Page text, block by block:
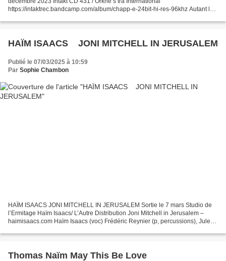
https://intaktrec.bandcamp.com/album/chapp-e-24bit-hi-res-96khz Autant le
HAÏM ISAACS JONI MITCHELL IN JERUSALEM
Publié le 07/03/2025 à 10:59
Par Sophie Chambon
HAÏM ISAACS JONI MITCHELL IN JERUSALEM Sortie le 7 mars Studio de
l’Ermitage Haïm Isaacs/ L’Autre Distribution Joni Mitchell in Jerusalem –
haimisaacs.com Haïm Isaacs (voc) Frédéric Reynier (p, percussions), Jules
Thomas Naïm May This Be Love